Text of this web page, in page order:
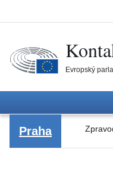
Evropský
Praha